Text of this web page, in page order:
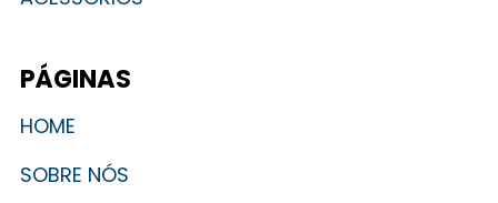
PÁGINAS
HOME
SOBRE NÓS